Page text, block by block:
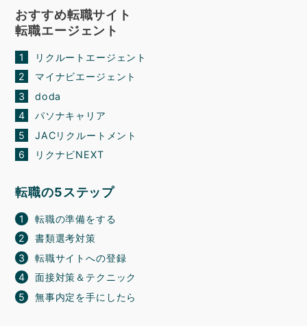
おすすめ転職サイト
転職エージェント
リクルートエージェント
マイナビエージェント
doda
パソナキャリア
JACリクルートメント
リクナビNEXT
転職の5ステップ
転職の準備をする
書類選考対策
転職サイトへの登録
面接対策＆テクニック
無事内定を手にしたら